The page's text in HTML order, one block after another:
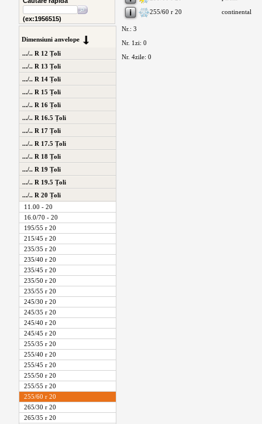
(ex:1956515)
Dimensiuni anvelope
.../.. R 12 Țoli
.../.. R 13 Țoli
.../.. R 14 Țoli
.../.. R 15 Țoli
.../.. R 16 Țoli
.../.. R 16.5 Țoli
.../.. R 17 Țoli
.../.. R 17.5 Țoli
.../.. R 18 Țoli
.../.. R 19 Țoli
.../.. R 19.5 Țoli
.../.. R 20 Țoli
11.00 - 20
16.0/70 - 20
195/55 r 20
215/45 r 20
235/35 r 20
235/40 r 20
235/45 r 20
235/50 r 20
235/55 r 20
245/30 r 20
245/35 r 20
245/40 r 20
245/45 r 20
255/35 r 20
255/40 r 20
255/45 r 20
255/50 r 20
255/55 r 20
255/60 r 20
265/30 r 20
265/35 r 20
255/60 r 20
continental
Nr.: 3
Nr. 1zi: 0
Nr. 4zile: 0